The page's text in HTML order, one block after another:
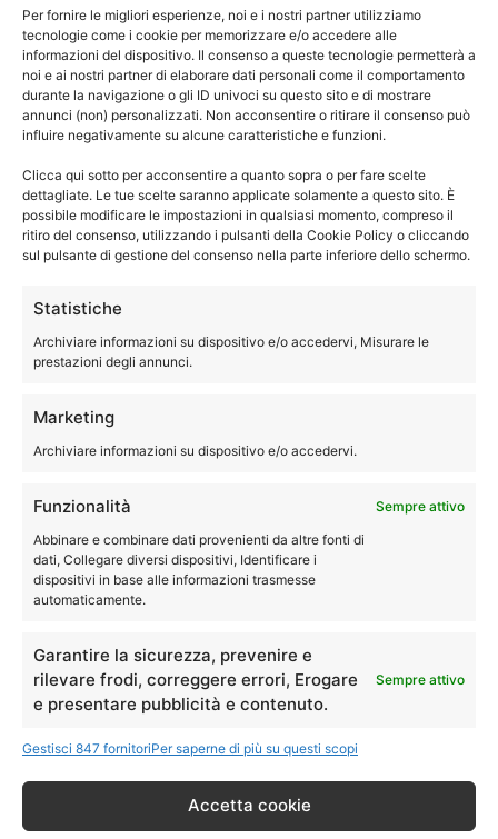
Per fornire le migliori esperienze, noi e i nostri partner utilizziamo
tecnologie come i cookie per memorizzare e/o accedere alle
informazioni del dispositivo. Il consenso a queste tecnologie permetterà a
noi e ai nostri partner di elaborare dati personali come il comportamento
durante la navigazione o gli ID univoci su questo sito e di mostrare
annunci (non) personalizzati. Non acconsentire o ritirare il consenso può
influire negativamente su alcune caratteristiche e funzioni.
Clicca qui sotto per acconsentire a quanto sopra o per fare scelte
dettagliate. Le tue scelte saranno applicate solamente a questo sito. È
possibile modificare le impostazioni in qualsiasi momento, compreso il
ritiro del consenso, utilizzando i pulsanti della Cookie Policy o cliccando
sul pulsante di gestione del consenso nella parte inferiore dello schermo.
Statistiche
Archiviare informazioni su dispositivo e/o accedervi, Misurare le
prestazioni degli annunci.
Marketing
Archiviare informazioni su dispositivo e/o accedervi.
Funzionalità
Sempre attivo
Abbinare e combinare dati provenienti da altre fonti di
dati, Collegare diversi dispositivi, Identificare i
dispositivi in base alle informazioni trasmesse
automaticamente.
Garantire la sicurezza, prevenire e
rilevare frodi, correggere errori, Erogare
e presentare pubblicità e contenuto.
Sempre attivo
Gestisci 847 fornitoriPer saperne di più su questi scopi
Accetta cookie
Assistenza Siemens Galliera– Riparazioni
Asciugatrici Fuori Garanzia.
La tua asciugatrice Siemens ® ti dà dei problemi? Non
asciuga più come una volta? I programmi di asciugatura
asciugatrice?
Chiama e prenota un tecnico specializzato di Elettrodom
Service, per riparazione o assistenza sulla tua asciugatrice
di marca Siemens ® .
Assistenza Siemens Galliera
garanzia di un anno.
riparazione, manutenzione e pulizia della asciugatrice
Siemens®.
asciugatrice direttamente a domicilio.
051-0040244
Assistenza Siemens Galliera
lavastoviglie